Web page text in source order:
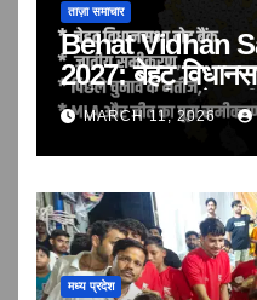
ताज़ा समाचार
Behat Vidhan
2027: बेहट
समीकरण, पिछले
का पूरा समीकरण |
MARCH 11, 2026
मध्य प्रदेश